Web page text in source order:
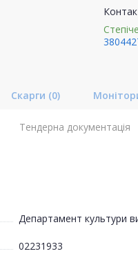
Скарги (0)
Тендерна документація
Департамент культури
02231933